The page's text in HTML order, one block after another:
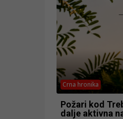
Crna hronika
Požari kod
dalje aktivna